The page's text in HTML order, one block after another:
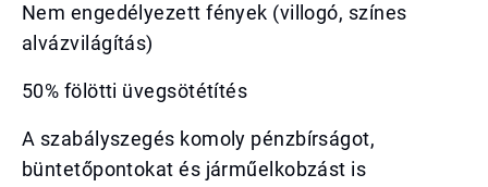
Nem engedélyezett fények (villogó, színes
alvázvilágítás)
50% fölötti üvegsötétítés
A szabályszegés komoly pénzbírságot,
büntetőpontokat és járműelkobzást is